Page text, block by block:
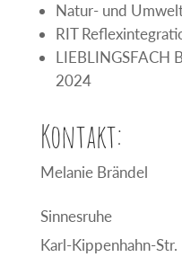
Natur- und
RIT
LIEBLINGSFACH
2024
Kontakt:
Melanie Brändel
Sinnesruhe
Karl-Kippenhahn-Str.